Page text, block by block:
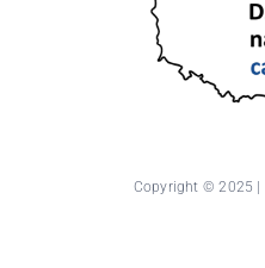
Copyright © 2025 |